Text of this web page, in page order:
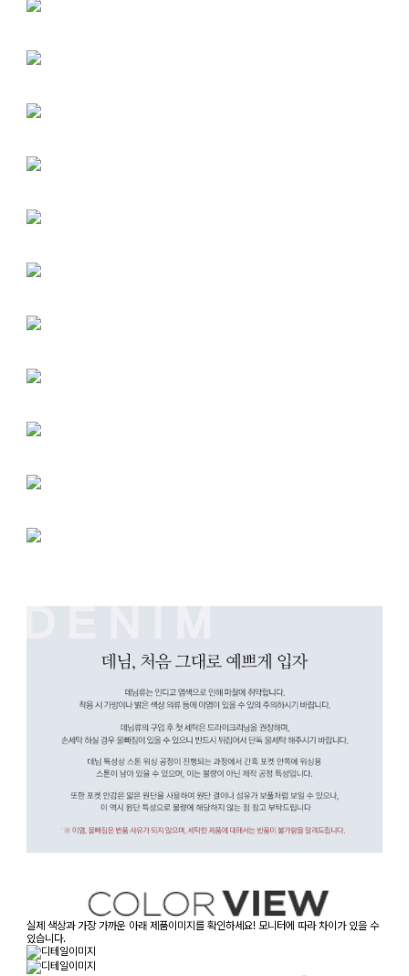
실제 색상과 가장 가까운 아래 제품이미지를 확인하세요! 모니터에 따라 차이가 있을 수
있습니다.